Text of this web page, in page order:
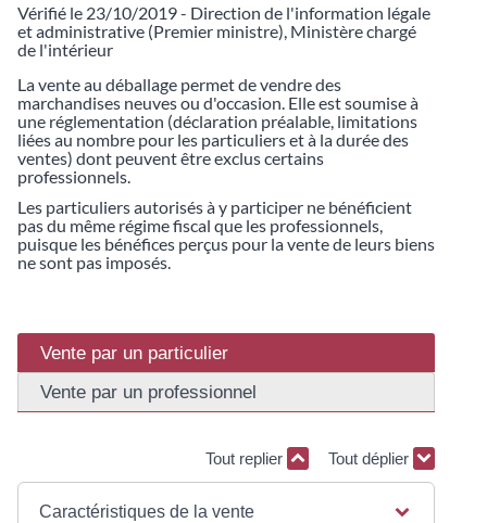
Vérifié le 23/10/2019 - Direction de l'information légale
et administrative (Premier ministre), Ministère chargé
de l'intérieur
La vente au déballage permet de vendre des
marchandises neuves ou d'occasion. Elle est soumise à
une réglementation (déclaration préalable, limitations
liées au nombre pour les particuliers et à la durée des
ventes) dont peuvent être exclus certains
professionnels.
Les particuliers autorisés à y participer ne bénéficient
pas du même régime fiscal que les professionnels,
puisque les bénéfices perçus pour la vente de leurs biens
ne sont pas imposés.
Vente par un particulier
Vente par un professionnel
Tout replier Tout déplier
Caractéristiques de la vente